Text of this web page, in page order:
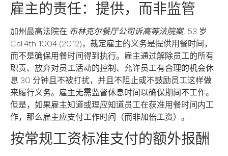
雇主的责任：提供，而非监管
加州最高法院在 布林克尔餐厅公司诉高等法院案, 53 岁
Cal.4th 1004 (2012)，裁定雇主的义务是提供用餐时间，
而不是确保用餐时间得到执行。雇主通过解除员工的所有
职责、放弃对员工活动的控制、允许员工有合理的机会休
息 30 分钟且不被打扰，并且不阻止或不鼓励员工这样做
来履行义务。雇主无需监督休息时间以确保期间不工作。
但是，如果雇主知道或理应知道员工在获准用餐时间内工
作，那么雇主应支付工作时间（而非加倍工资）。.
按常规工资标准支付的额外报酬